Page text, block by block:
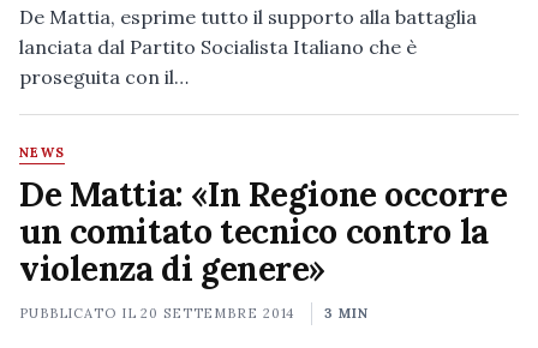
De Mattia, esprime tutto il supporto alla battaglia
lanciata dal Partito Socialista Italiano che è
proseguita con il…
NEWS
De Mattia: «In Regione occorre
un comitato tecnico contro la
violenza di genere»
PUBBLICATO IL20 SETTEMBRE 2014 3 MIN